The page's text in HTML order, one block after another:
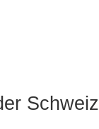
Schweiz